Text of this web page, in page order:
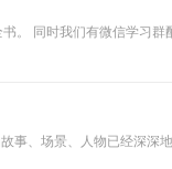
。 同时我们有微信学习群
事、场景、人物已经深深